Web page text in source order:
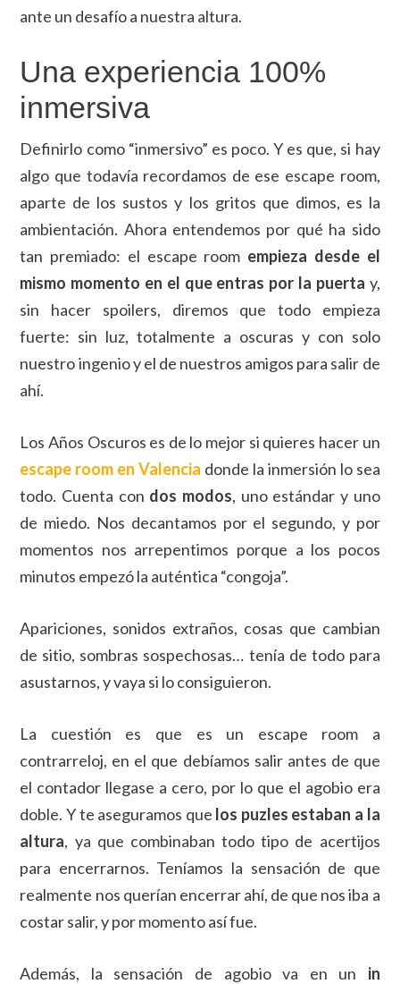
ante un desafío a nuestra altura.
Una experiencia 100%
inmersiva
Definirlo como “inmersivo” es poco. Y es que, si hay
algo que todavía recordamos de ese escape room,
aparte de los sustos y los gritos que dimos, es la
ambientación. Ahora entendemos por qué ha sido
tan premiado: el escape room empieza desde el
mismo momento en el que entras por la puerta y,
sin hacer spoilers, diremos que todo empieza
fuerte: sin luz, totalmente a oscuras y con solo
nuestro ingenio y el de nuestros amigos para salir de
ahí.
Los Años Oscuros es de lo mejor si quieres hacer un
escape room en Valencia donde la inmersión lo sea
todo. Cuenta con dos modos, uno estándar y uno
de miedo. Nos decantamos por el segundo, y por
momentos nos arrepentimos porque a los pocos
minutos empezó la auténtica “congoja”.
Apariciones, sonidos extraños, cosas que cambian
de sitio, sombras sospechosas… tenía de todo para
asustarnos, y vaya si lo consiguieron.
La cuestión es que es un escape room a
contrarreloj, en el que debíamos salir antes de que
el contador llegase a cero, por lo que el agobio era
doble. Y te aseguramos que los puzles estaban a la
altura, ya que combinaban todo tipo de acertijos
para encerrarnos. Teníamos la sensación de que
realmente nos querían encerrar ahí, de que nos iba a
costar salir, y por momento así fue.
Además, la sensación de agobio va en un in